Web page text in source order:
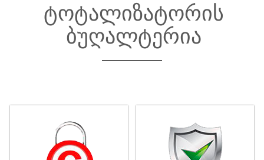
ტოტალიზატორის
ბუღალტერია